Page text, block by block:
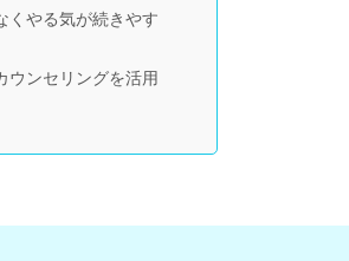
くやる気が続きやす
ウンセリングを活用